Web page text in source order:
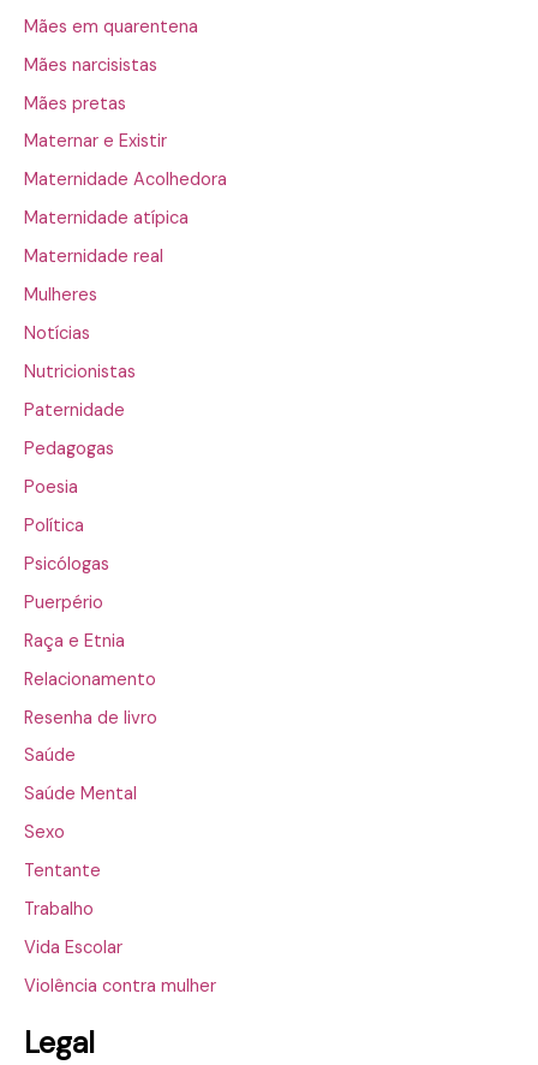
Mães em quarentena
Mães narcisistas
Mães pretas
Maternar e Existir
Maternidade Acolhedora
Maternidade atípica
Maternidade real
Mulheres
Notícias
Nutricionistas
Paternidade
Pedagogas
Poesia
Política
Psicólogas
Puerpério
Raça e Etnia
Relacionamento
Resenha de livro
Saúde
Saúde Mental
Sexo
Tentante
Trabalho
Vida Escolar
Violência contra mulher
Legal